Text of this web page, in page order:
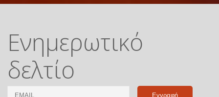
Ενημερωτικό
δελτίο
Email